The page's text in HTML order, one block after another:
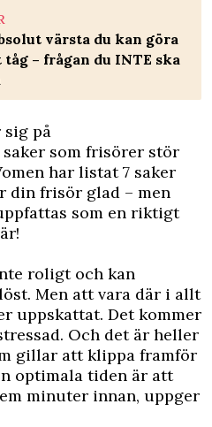
värsta du kan göra
tåg – frågan du INTE ska
på
som frisörer stör
har listat 7 saker
din frisör glad – men
som en riktigt
roligt och kan
Men att vara där i allt
uppskattat. Det kommer
Och det är heller
gillar att klippa framför
optimala tiden är att
minuter innan, uppger